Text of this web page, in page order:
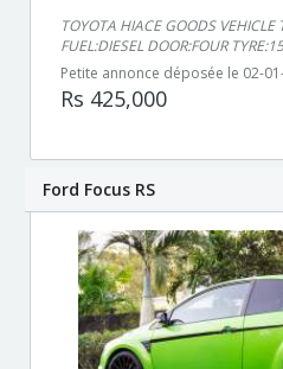
TOYOTA HIACE GOODS
FUEL:DIESEL DOOR:FOUR
Petite annonce déposée le 02-
Rs 425,000
Ford Focus RS